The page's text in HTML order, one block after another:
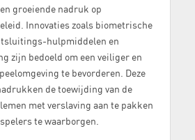
groeiende nadruk op
Innovaties zoals biometrische
hulpmiddelen en
zijn bedoeld om een veiliger en
te bevorderen. Deze
de toewijding van de
met verslaving aan te pakken
te waarborgen.